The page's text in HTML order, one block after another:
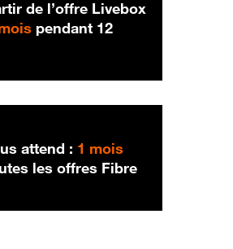
de l’offre Livebox
29,99 € par mois
pendant 12
attend : 1 mois
les offres Fibre